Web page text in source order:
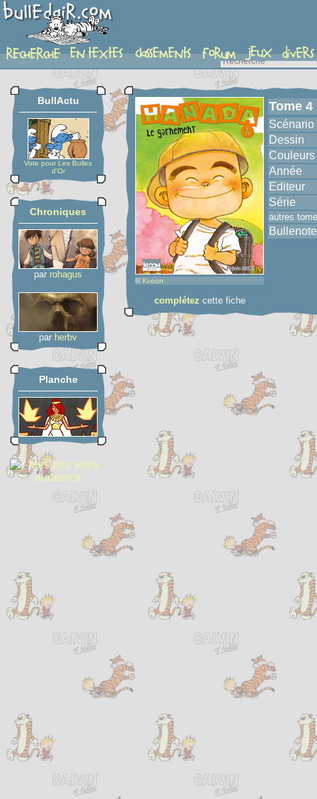
album
BullActu
Vote pour Les Bulles
d'Or
Chroniques
par rohagus
par herbv
Planche
© Ki-oon
complétez cette fiche
Tome 4
Scénario
Dessin
Couleurs
Année
Editeur
Série
autres
Bullenote